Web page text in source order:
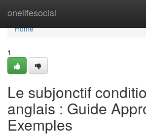
onelifesocial
Home
Home
1
Le subjonctif
anglais : Guide
Exemples